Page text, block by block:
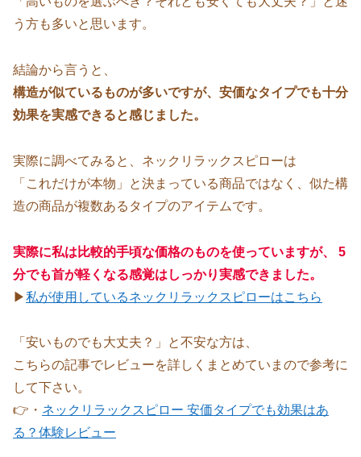
う方も多いと思います。
結論から言うと、
構造が似ているものが多いですが、安価なタイプでも十分
効果を実感できると感じました。
実際に調べてみると、ネックリラックスピローは
「これだけが本物」と決まっている商品ではなく、似た構
造の商品が複数あるタイプのアイテムです。
実際に私は比較的手頃な価格のものを使っていますが、 5
分でも首が軽くなる感覚はしっかり実感できました。
▶私が使用しているネックリラックスピローはこちら
「安いものでも大丈夫？」と不安な方は、
こちらの記事でレビューを詳しくまとめていまので参考に
して下さい。
👉・ ネックリラックスピロー 安価タイプでも効果はあ
る？体験レビュー